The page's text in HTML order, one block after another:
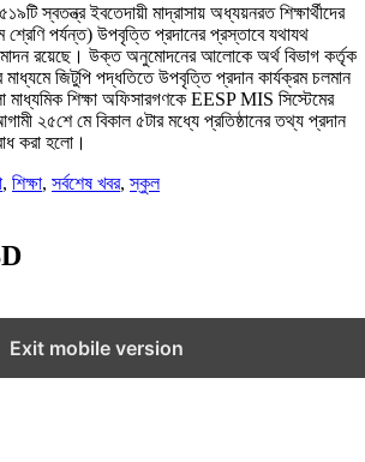
স্বতন্ত্র ইবতেদায়ী মাদ্রাসায় অধ্যয়নরত শিক্ষার্থীদের
শ্রেণি পর্যন্ত) উপবৃত্তি প্রদানের প্রস্তাবে যথাযথ
রয়েছে। উক্ত অনুমোদনের আলোকে অর্থ বিভাগ কর্তৃক
জিটুপি পদ্ধতিতে উপবৃত্তি প্রদান কার্যক্রম চলমান
শিক্ষা অফিসারগণকে EESP MIS সিস্টেমের
২৫শে মে বিকাল ৫টার মধ্যে প্রতিষ্ঠানের তথ্য প্রদান
করা হলো।
, শিক্ষা, সর্বশেষ খবর,স্কুল
Exit mobile version